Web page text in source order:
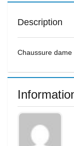
Description
Chaussure